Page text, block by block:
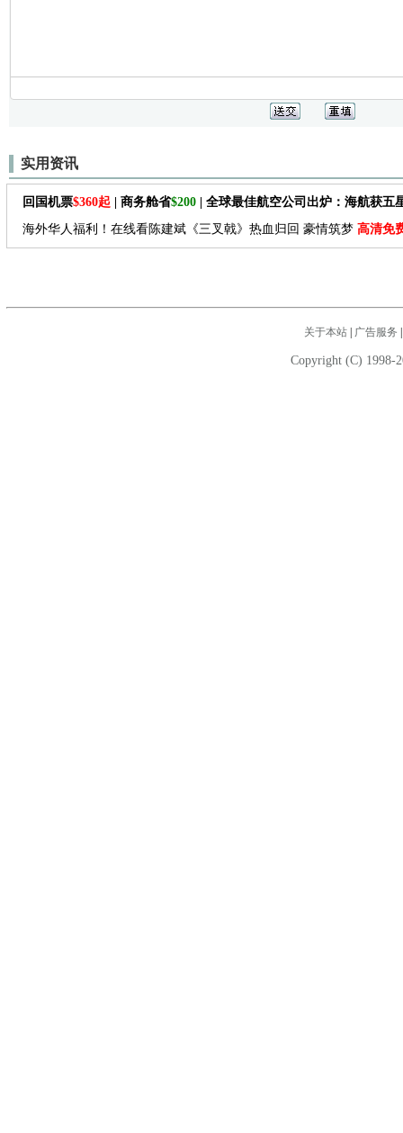
实用资讯
回国机票$360起 | 商务舱省$200 | 全球最佳航空公司出炉：海航获五
海外华人福利！在线看陈建斌《三叉戟》热血归回 豪情筑梦 高清免
关于本站| 广告服务
Copyright (C) 1998-